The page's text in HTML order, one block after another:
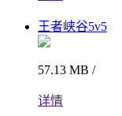
王者峡谷5v5
57.13 MB /
详情